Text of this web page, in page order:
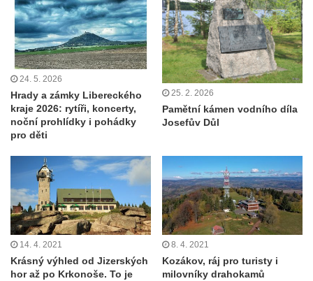
24. 5. 2026
Hrady a zámky Libereckého
kraje 2026: rytíři, koncerty,
noční prohlídky i pohádky
pro děti
25. 2. 2026
Pamětní kámen vodního díla
Josefův Důl
14. 4. 2021
Krásný výhled od Jizerských
hor až po Krkonoše. To je
8. 4. 2021
Kozákov, ráj pro turisty i
milovníky drahokamů